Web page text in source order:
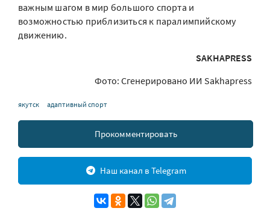
важным шагом в мир большого спорта и
возможностью приблизиться к паралимпийскому
движению.
SAKHAPRESS
Фото: Сгенерировано ИИ Sakhapress
якутск адаптивный спорт
Прокомментировать
Наш канал в Telegram